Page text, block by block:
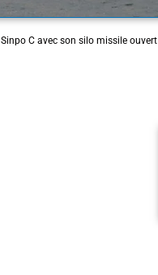
Sinpo C avec son silo missile ouvert